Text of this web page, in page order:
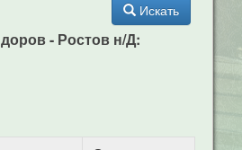
Искать
- Ростов н/Д: